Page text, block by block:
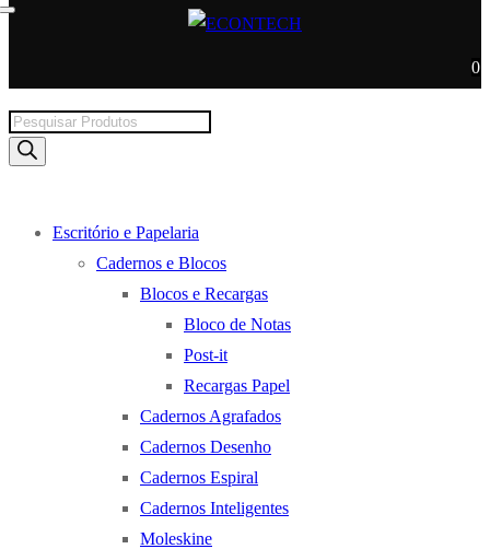
0
Products
search
Escritório e Papelaria
Cadernos e Blocos
Blocos e Recargas
Bloco de Notas
Post-it
Recargas Papel
Cadernos Agrafados
Cadernos Desenho
Cadernos Espiral
Cadernos Inteligentes
Moleskine